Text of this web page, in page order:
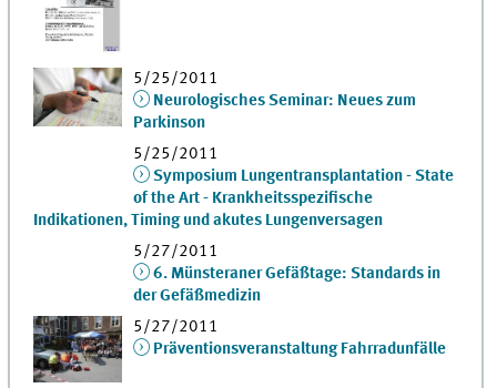
5/25/2011
Neurologisches Seminar: Neues zum
Parkinson
5/25/2011
Symposium Lungentransplantation - State
of the Art - Krankheitsspezifische
Indikationen, Timing und akutes Lungenversagen
5/27/2011
6. Münsteraner Gefäßtage: Standards in
der Gefäßmedizin
5/27/2011
Präventionsveranstaltung Fahrradunfälle